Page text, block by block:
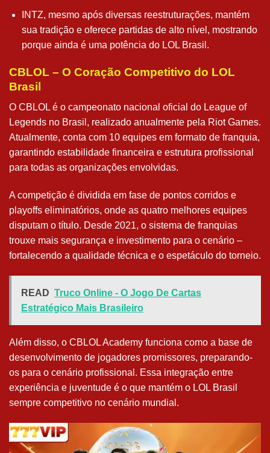
INTZ, mesmo após diversas reestruturações, mantém
sua tradição e oferece partidas de alto nível, mostrando
porque ainda é uma potência do LOL Brasil.
CBLOL – O Coração Competitivo do LOL
Brasil
O CBLOL é o campeonato nacional oficial do League of
Legends no Brasil, realizado anualmente pela Riot Games.
Atualmente, conta com 10 equipes em formato de franquia,
garantindo estabilidade financeira e estrutura profissional
para todas as organizações envolvidas.
A competição é dividida em fase de pontos corridos e
playoffs eliminatórios, onde as quatro melhores equipes
disputam o título. Desde 2021, o sistema de franquias
trouxe mais segurança e investimento para o cenário –
fortalecendo a qualidade técnica e o espetáculo do torneio.
READ Truco Online - O Jogo De Cartas
Estratégico Mais Brasileiro
Além disso, o CBLOL Academy funciona como a base de
desenvolvimento de jogadores promissores, preparando-
os para o cenário profissional. Essa integração entre
experiência e juventude é o que mantém o LOL Brasil
sempre competitivo no cenário mundial.